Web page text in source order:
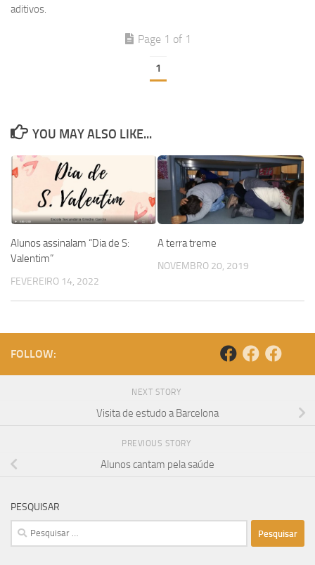
aditivos.
Page 1 of 1
1
YOU MAY ALSO LIKE...
Alunos assinalam “Dia de S:
Valentim”
FEVEREIRO 14, 2022
A terra treme
NOVEMBRO 20, 2019
FOLLOW:
NEXT STORY
Visita de estudo a Barcelona
PREVIOUS STORY
Alunos cantam pela saúde
PESQUISAR
Pesquisar
por: